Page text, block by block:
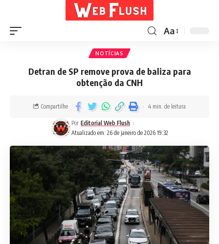
Aa
NOTÍCIAS
Detran de SP remove prova de baliza para
obtenção da CNH
Atualizado em: 26 de janeiro de 2026 19:32
Por Editorial Web Flush
Compartilhe 4 min. de leitura